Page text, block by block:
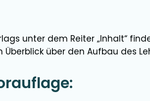
unter dem Reiter „Inhalt“
über den Aufbau des